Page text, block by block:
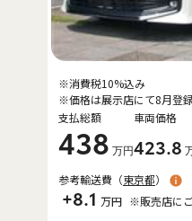
支払総額
438 万円
車両価格
423.8
※消費税10%込み
※価格は展示店にて8月登
参考輸送費（東京都）
+8.1 万円 ※販売店に